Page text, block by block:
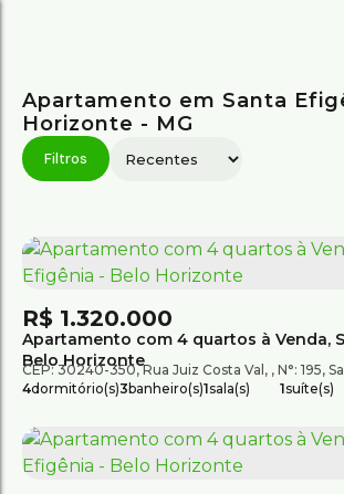
Apartamento em Santa
Horizonte - MG
Apartamento com 4 quartos à Venda,
Belo Horizonte
R$ 1.320.000
CEP: 30240-350,Rua Juiz Costa Val , N°: 195,
4dormitório(s)3banheiro(s)1sala(s) 1suíte(s)